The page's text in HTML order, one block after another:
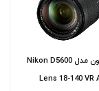
دوربین نیکون مدل Nikon D5600
Lens 18-140 VR